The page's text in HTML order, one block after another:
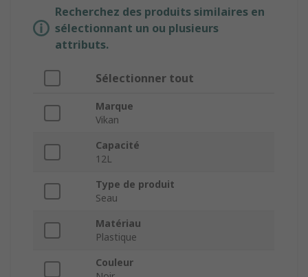
Recherchez des produits similaires en
sélectionnant un ou plusieurs
attributs.
Sélectionner tout
Marque
Vikan
Capacité
12L
Type de produit
Seau
Matériau
Plastique
Couleur